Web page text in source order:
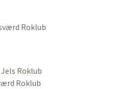
Roklub
Roklub
Roklub